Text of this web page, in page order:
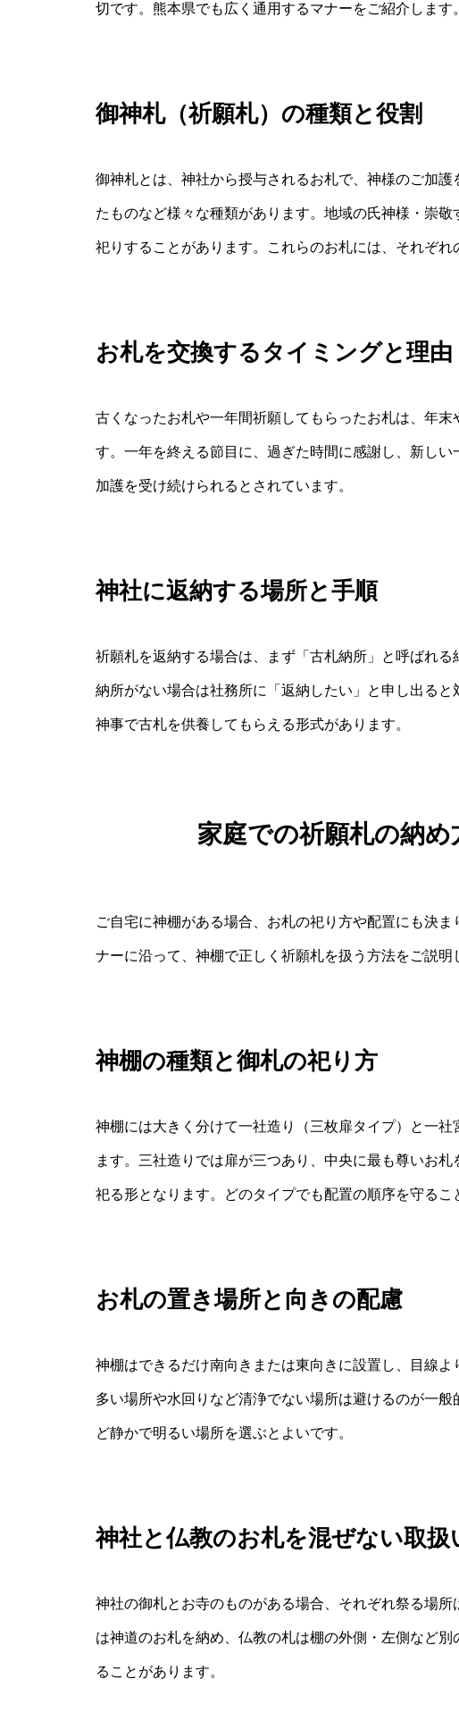
切です。熊本県でも広く通用するマナーをご紹介します。
御神札（祈願札）の種類と役割
御神札とは、神社から授与されるお札で、神様のご加
たものなど様々な種類があります。地域の氏神様・崇
祀りすることがあります。これらのお札には、それぞれ
お札を交換するタイミングと理由
古くなったお札や一年間祈願してもらったお札は、年
す。一年を終える節目に、過ぎた時間に感謝し、新し
加護を受け続けられるとされています。
神社に返納する場所と手順
祈願札を返納する場合は、まず「古札納所」と呼ばれ
納所がない場合は社務所に「返納したい」と申し出る
神事で古札を供養してもらえる形式があります。
家庭での祈願札の納
ご自宅に神棚がある場合、お札の祀り方や配置にも決
ナーに沿って、神棚で正しく祈願札を扱う方法をご説明
神棚の種類と御札の祀り方
神棚には大きく分けて一社造り（三枚扉タイプ）と一
ます。三社造りでは扉が三つあり、中央に最も尊いお
祀る形となります。どのタイプでも配置の順序を守るこ
お札の置き場所と向きの配慮
神棚はできるだけ南向きまたは東向きに設置し、目線
多い場所や水回りなど清浄でない場所は避けるのが一
ど静かで明るい場所を選ぶとよいです。
神社と仏教のお札を混ぜない取扱
神社の御札とお寺のものがある場合、それぞれ祭る場
は神道のお札を納め、仏教の札は棚の外側・左側など
ることがあります。